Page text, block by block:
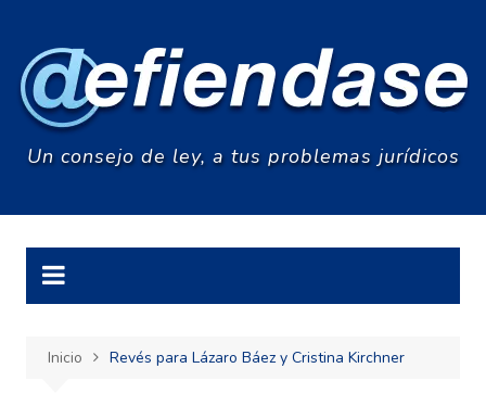
contenido
Un consejo de ley, a tus problemas jurídicos
Inicio Revés para Lázaro Báez y Cristina Kirchner